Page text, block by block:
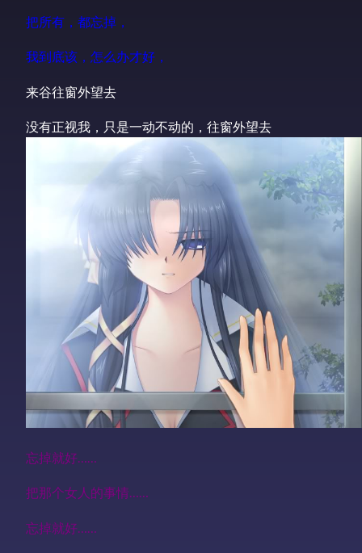
把所有，都忘掉，
我到底该，怎么办才好，
来谷往窗外望去
没有正视我，只是一动不动的，往窗外望去
忘掉就好……
把那个女人的事情……
忘掉就好……